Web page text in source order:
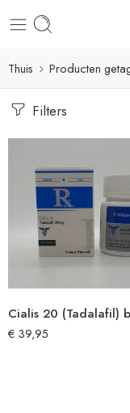
Thuis Producten
Filters
€ 39,95